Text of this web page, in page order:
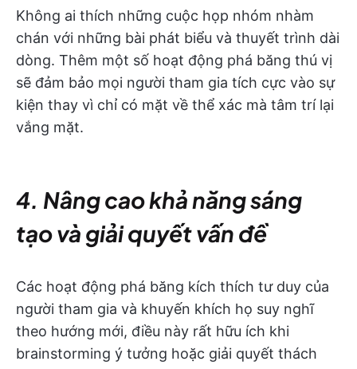
Không ai thích những cuộc họp nhóm nhàm
chán với những bài phát biểu và thuyết trình dài
dòng. Thêm một số hoạt động phá băng thú vị
sẽ đảm bảo mọi người tham gia tích cực vào sự
kiện thay vì chỉ có mặt về thể xác mà tâm trí lại
vắng mặt.
4. Nâng cao khả năng sáng
tạo và giải quyết vấn đề
Các hoạt động phá băng kích thích tư duy của
người tham gia và khuyến khích họ suy nghĩ
theo hướng mới, điều này rất hữu ích khi
brainstorming ý tưởng hoặc giải quyết thách